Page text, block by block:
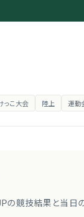
っこ大会 陸上 運動
の競技結果と当日